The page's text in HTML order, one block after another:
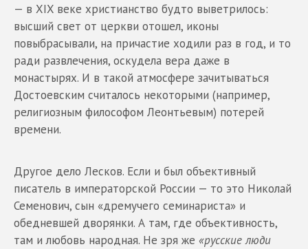
— в XIX веке христианство будто выветрилось:
высший свет от церкви отошел, иконы
повыбрасывали, на причастие ходили раз в год, и то
ради развлечения, оскудела вера даже в
монастырях. И в такой атмосфере зачитываться
Достоевским считалось некоторыми (например,
религиозным философом Леонтьевым) потерей
времени.
Другое дело Лесков. Если и был объективный
писатель в императорской России — то это Николай
Семенович, сын «дремучего семинариста» и
обедневшей дворянки. А там, где объективность,
там и любовь народная. Не зря же «русские люди